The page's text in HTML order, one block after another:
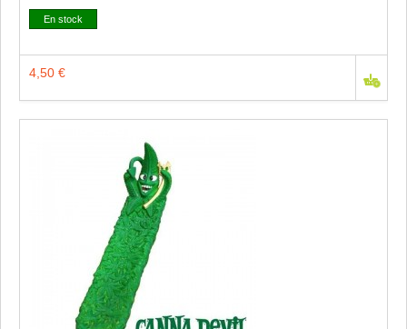
En stock
4,50 €